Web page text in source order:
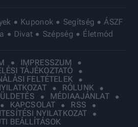
Kuponok Segítség
ÁSZF
Divat Szépség Életmód
IMPRESSZUM
TÁJÉKOZTATÓ
FELTÉTELEK
RÓLUNK
MÉDIAAJÁNLAT
KAPCSOLAT
RSS
NYILATKOZAT
BEÁLLÍTÁSOK